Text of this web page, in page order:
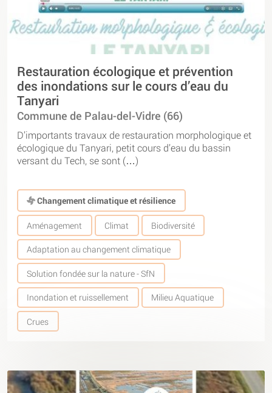
Restauration écologique et prévention
des inondations sur le cours d’eau du
Tanyari
Commune de Palau-del-Vidre (66)
D’importants travaux de restauration morphologique et
écologique du Tanyari, petit cours d’eau du bassin
versant du Tech, se sont (…)
Changement climatique et résilience
Aménagement Climat Biodiversité
Adaptation au changement climatique
Solution fondée sur la nature - SfN
Inondation et ruissellement Milieu Aquatique
Crues